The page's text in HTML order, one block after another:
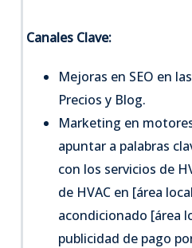
Canales Clave:
Mejoras en SEO en
Precios y Blog.
Marketing en
apuntar a palabras
con los servicios de
de HVAC en [área
acondicionado [área
publicidad de pago